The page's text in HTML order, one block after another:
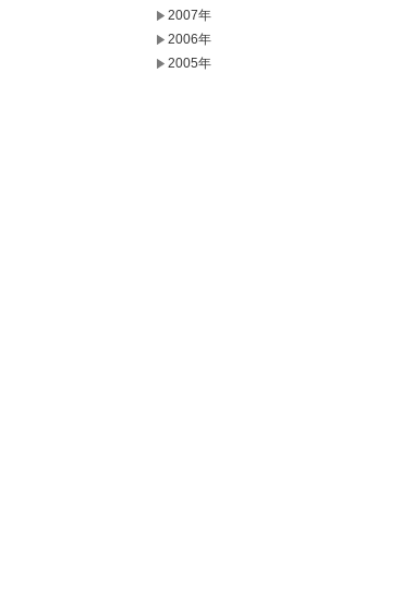
2007年
2006年
2005年